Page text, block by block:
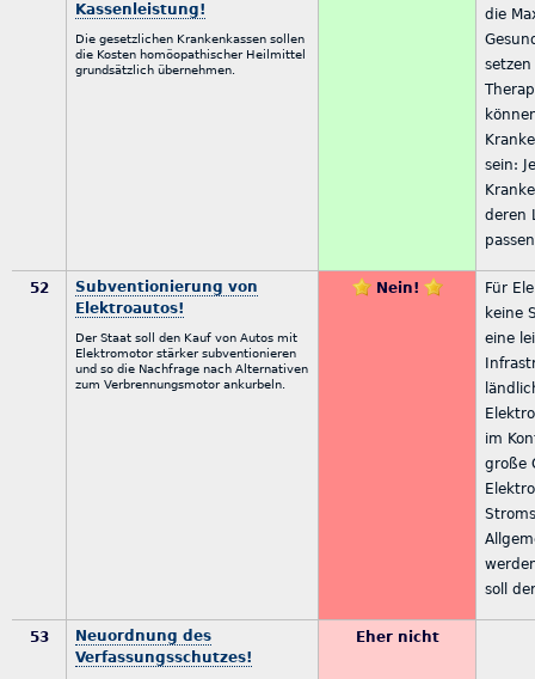
Kassenleistung!
Die gesetzlichen Krankenkassen sollen
die Kosten homöopathischer Heilmittel
grundsätzlich übernehmen.
die
sein:
deren
52
Subventionierung von
Elektroautos!
Der Staat soll den Kauf von Autos mit
Elektromotor stärker subventionieren
und so die Nachfrage nach Alternativen
zum Verbrennungsmotor ankurbeln.
Nein!
Für
keine
eine
im
große
soll
53
Neuordnung des
Verfassungsschutzes!
Eher nicht